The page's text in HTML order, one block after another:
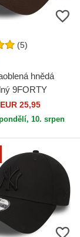
(5)
hnědá
9FORTY
New York
MLB New Era
EUR 25,95
10. srpen